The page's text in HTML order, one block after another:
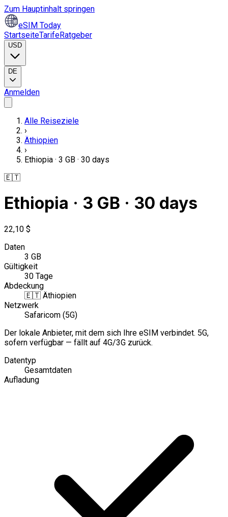
Zum Hauptinhalt springen
eSIM Today
StartseiteTarifeRatgeber
USD
DE
Anmelden
Alle Reiseziele
›
Äthiopien
›
Ethiopia · 3 GB · 30 days
🇪🇹
Ethiopia · 3 GB · 30 days
22,10 $
Daten
3 GB
Gültigkeit
30 Tage
Abdeckung
🇪🇹 Äthiopien
Netzwerk
Safaricom (5G)
Der lokale Anbieter, mit dem sich Ihre eSIM verbindet. 5G,
sofern verfügbar — fällt auf 4G/3G zurück.
Datentyp
Gesamtdaten
Aufladung